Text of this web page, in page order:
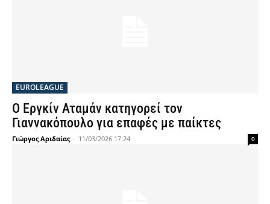
EUROLEAGUE
Ο Εργκίν Αταμάν κατηγορεί τον
Γιαννακόπουλο για επαφές με παίκτες
Γιώργος Αριδαίας - 11/03/2026 17:24 0